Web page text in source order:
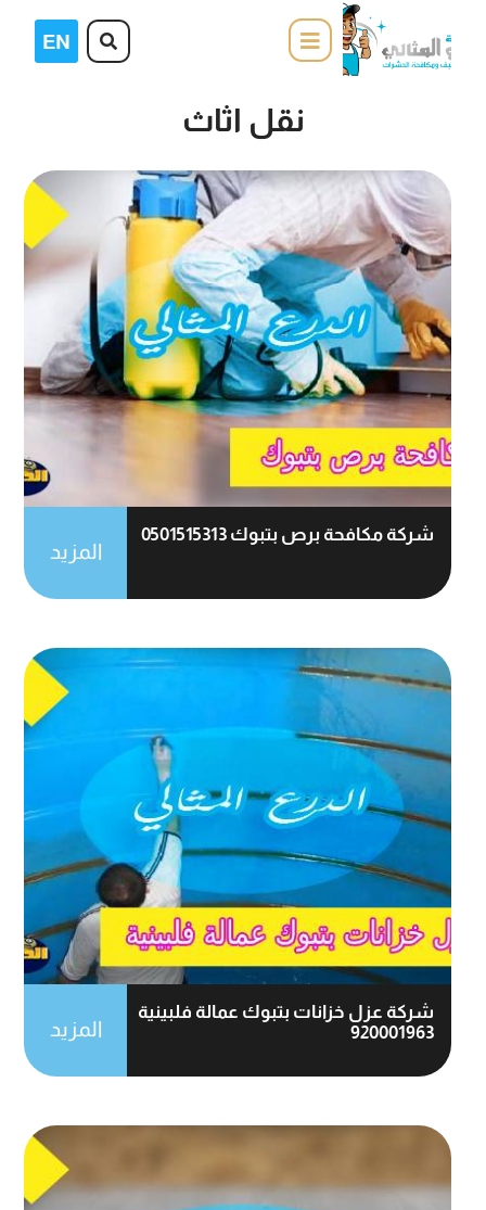
نقل اثاث
شركة مكافحة برص بتبوك 0501515313
المزيد
شركة عزل خزانات بتبوك عمالة فلبينية
920001963
المزيد